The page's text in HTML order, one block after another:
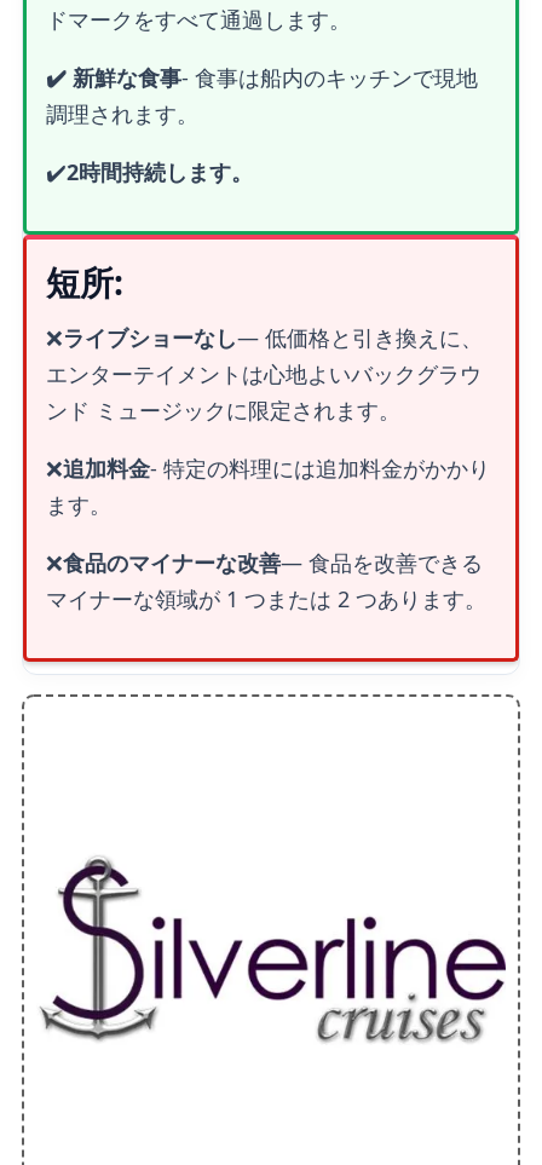
ドマークをすべて通過します。
✔️ 新鮮な食事- 食事は船内のキッチンで現地
調理されます。
✔️2時間持続します。
短所:
❌ライブショーなし— 低価格と引き換えに、
エンターテイメントは心地よいバックグラウ
ンド ミュージックに限定されます。
❌追加料金- 特定の料理には追加料金がかかり
ます。
❌食品のマイナーな改善— 食品を改善できる
マイナーな領域が 1 つまたは 2 つあります。